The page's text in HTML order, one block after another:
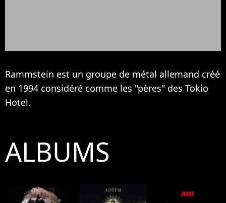
Rammstein est un groupe de métal allemand créé
en 1994 considéré comme les "pères" des Tokio
Hotel.
ALBUMS